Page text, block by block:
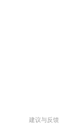
建议与反馈